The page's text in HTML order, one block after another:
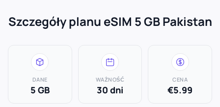
Szczegóły planu eSIM 5 GB Pakistan
DANE
5 GB
WAŻNOŚĆ
30 dni
CENA
€5.99